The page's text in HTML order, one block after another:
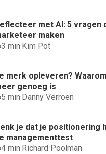
met AI: 5 vragen
maken
3 min· Kim Pot
merk opleveren?
genoeg is
5 min· Danny Verroen
je dat je positionering
managementtest
4 min· Richard Poolman